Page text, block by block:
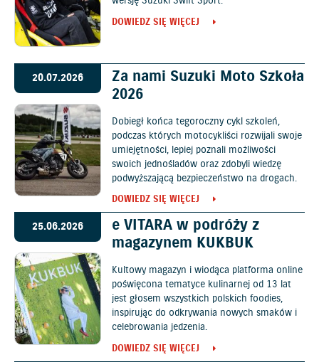
DOWIEDZ SIĘ WIĘCEJ
20.07.2026
Za nami Suzuki Moto Szkoła
2026
Dobiegł końca tegoroczny cykl szkoleń,
podczas których motocykliści rozwijali swoje
umiejętności, lepiej poznali możliwości
swoich jednośladów oraz zdobyli wiedzę
podwyższającą bezpieczeństwo na drogach.
DOWIEDZ SIĘ WIĘCEJ
25.06.2026
e VITARA w podróży z
magazynem KUKBUK
Kultowy magazyn i wiodąca platforma online
poświęcona tematyce kulinarnej od 13 lat
jest głosem wszystkich polskich foodies,
inspirując do odkrywania nowych smaków i
celebrowania jedzenia.
DOWIEDZ SIĘ WIĘCEJ